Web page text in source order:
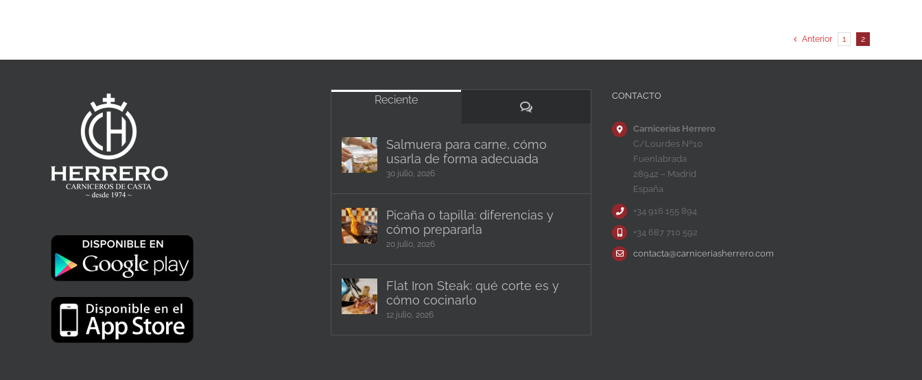
Anterior 1 2
Reciente
Comentarios
Salmuera para carne, cómo
usarla de forma adecuada
30 julio, 2026
Picaña o tapilla: diferencias y
cómo prepararla
20 julio, 2026
Flat Iron Steak: qué corte es y
cómo cocinarlo
12 julio, 2026
CONTACTO
Carnicerías Herrero
C/Lourdes Nº10
Fuenlabrada
28942 – Madrid
España
+34 916 155 894
+34 687 710 592
contacta@carniceriasherrero.com